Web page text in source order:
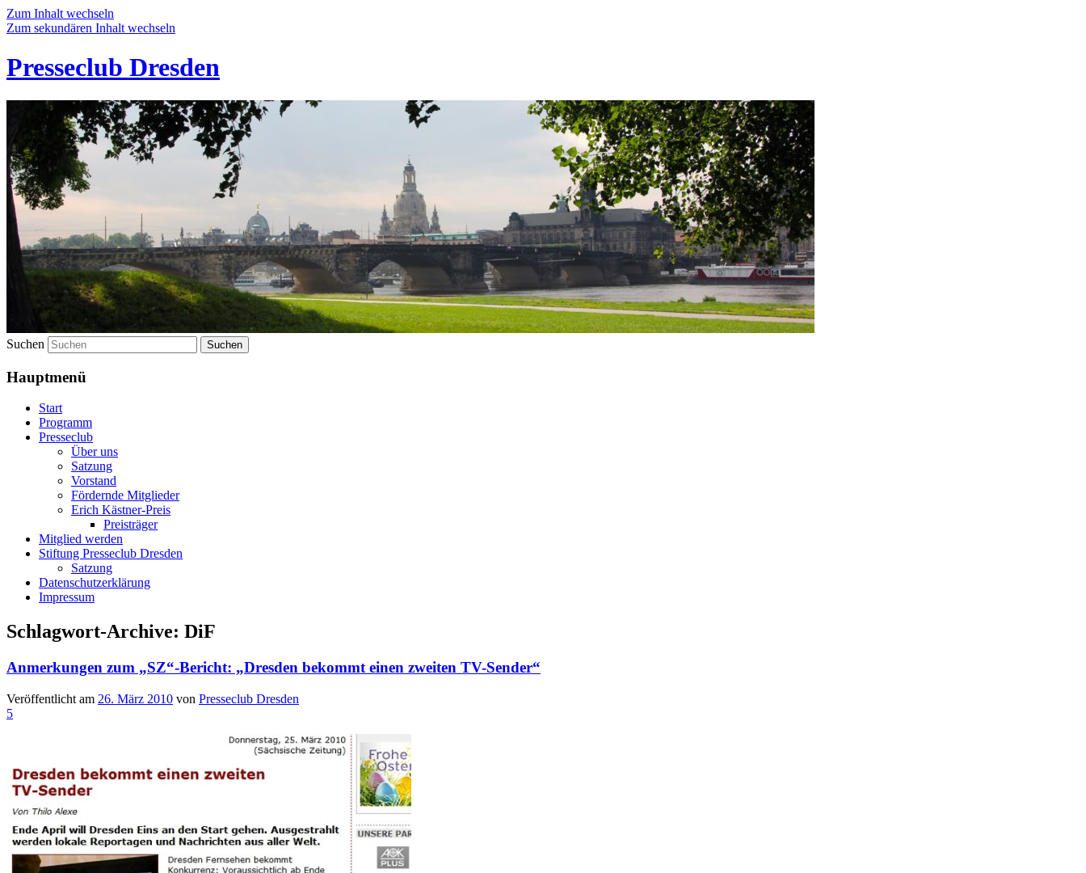
Zum Inhalt wechseln
Zum sekundären Inhalt wechseln
Presseclub Dresden
Suchen
Hauptmenü
Start
Programm
Presseclub
Über uns
Satzung
Vorstand
Fördernde Mitglieder
Erich Kästner-Preis
Preisträger
Mitglied werden
Stiftung Presseclub Dresden
Satzung
Datenschutzerklärung
Impressum
Schlagwort-Archive: DiF
Anmerkungen zum „SZ“-Bericht: „Dresden bekommt einen zweiten TV-Sender“
Veröffentlicht am 26. März 2010 von Presseclub Dresden
5